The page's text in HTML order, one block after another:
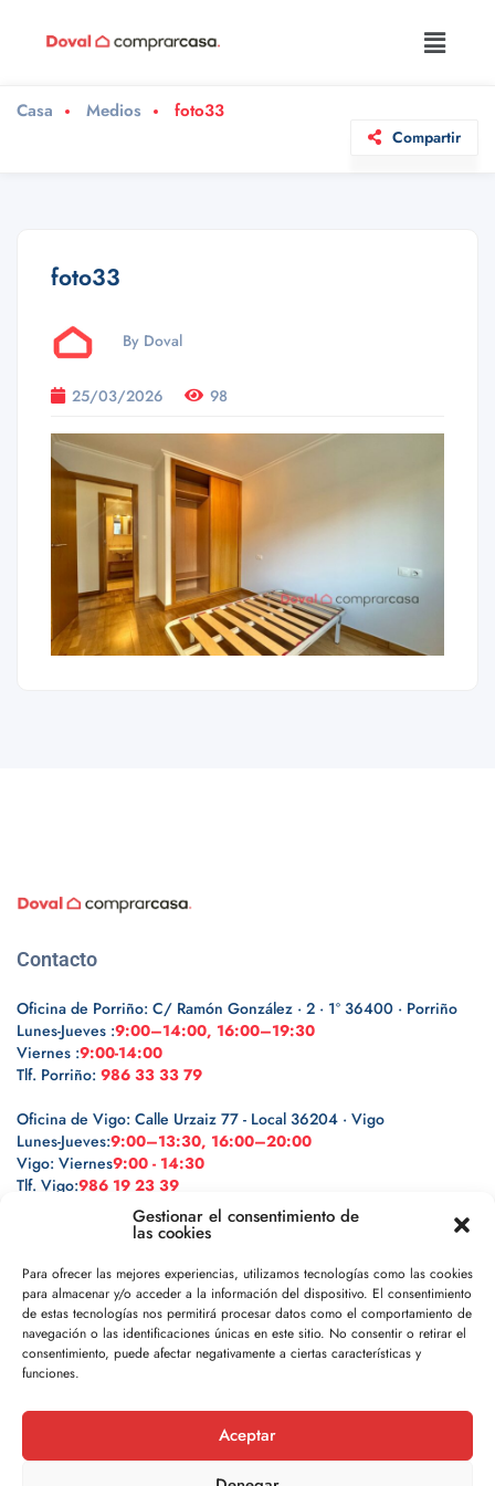
Gestionar el consentimiento de
las cookies
Para ofrecer las mejores experiencias, utilizamos tecnologías como las cookies
para almacenar y/o acceder a la información del dispositivo. El consentimiento
de estas tecnologías nos permitirá procesar datos como el comportamiento de
navegación o las identificaciones únicas en este sitio. No consentir o retirar el
consentimiento, puede afectar negativamente a ciertas características y
funciones.
Aceptar
Casa Medios foto33
Compartir
foto33
By Doval
25/03/2026 98
Contacto
Oficina de Porriño: C/ Ramón González · 2 · 1º 36400 · Porriño
Lunes-Jueves :9:00–14:00, 16:00–19:30
Viernes :9:00-14:00
Tlf. Porriño: 986 33 33 79
Oficina de Vigo: Calle Urzaiz 77 - Local 36204 · Vigo
Lunes-Jueves:9:00–13:30, 16:00–20:00
Vigo: Viernes9:00 - 14:30
Tlf. Vigo:986 19 23 39
Legal
Política de privacidad